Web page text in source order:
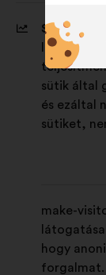
sütik által
és ezáltal
sütiket,
make-
hogy
forgalmat.